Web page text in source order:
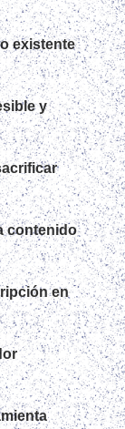
existente
y
contenido
en